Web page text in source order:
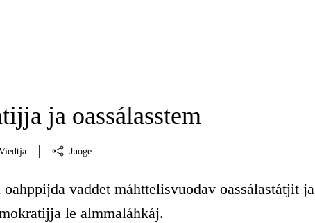
ja oassálasstem
Juoge
vaddet máhttelisvuodav oassálastátjit ja
le almmaláhkáj.